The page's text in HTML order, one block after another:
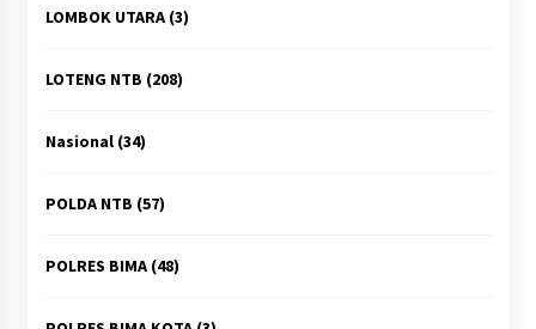
LOMBOK UTARA(3)
LOTENG NTB (208)
Nasional(34)
POLDA NTB (57)
POLRES BIMA(48)